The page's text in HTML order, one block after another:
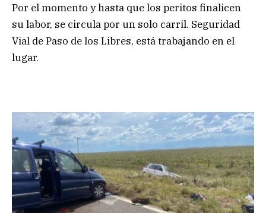
Por el momento y hasta que los peritos finalicen
su labor, se circula por un solo carril. Seguridad
Vial de Paso de los Libres, está trabajando en el
lugar.